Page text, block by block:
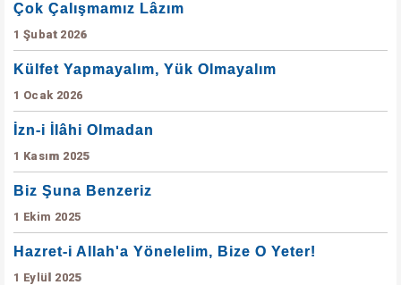
Çok Çalışmamız Lâzım
1 Şubat 2026
Külfet Yapmayalım, Yük Olmayalım
1 Ocak 2026
İzn-i İlâhi Olmadan
1 Kasım 2025
Biz Şuna Benzeriz
1 Ekim 2025
Hazret-i Allah'a Yönelelim, Bize O Yeter!
1 Eylül 2025